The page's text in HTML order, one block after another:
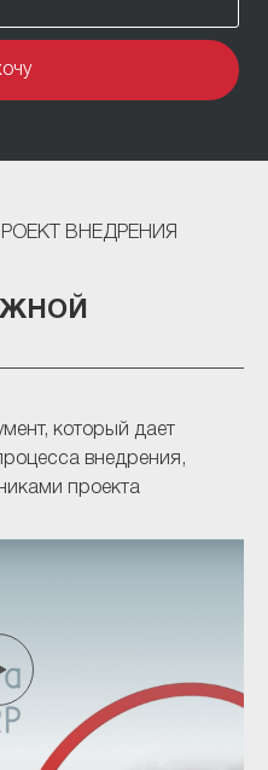
ВНЕДРЕНИЯ
который дает
внедрения,
проекта